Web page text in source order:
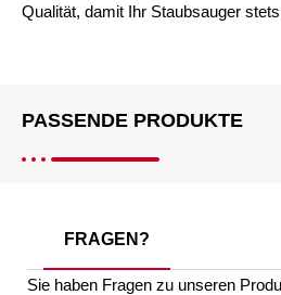
Qualität, damit Ihr Staubsauger
PASSENDE PRODUKTE
FRAGEN?
Sie haben Fragen zu unseren